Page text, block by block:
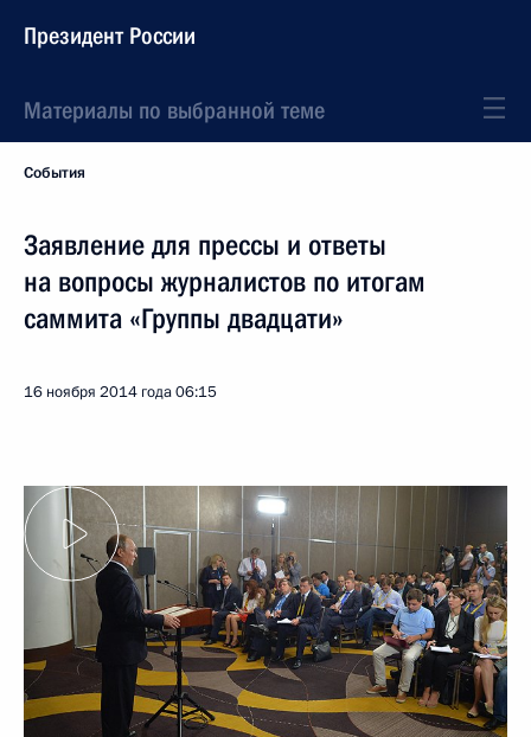
Президент России
Материалы по выбранной теме
События
Заявление для прессы и ответы
на вопросы журналистов по итогам
саммита «Группы двадцати»
16 ноября 2014 года06:15